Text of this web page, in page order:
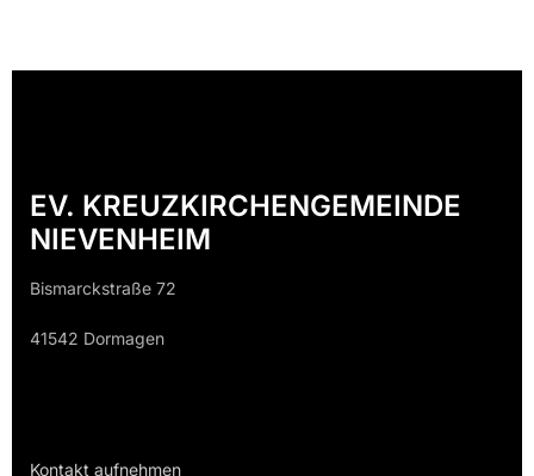
EV. KREUZKIRCHENGEMEINDE
NIEVENHEIM
Bismarckstraße 72
41542 Dormagen
Kontakt aufnehmen